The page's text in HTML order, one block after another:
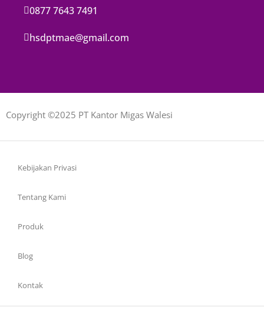
0877 7643 7491
hsdptmae@gmail.com
Copyright ©2025 PT Kantor Migas Walesi
Kebijakan Privasi
Tentang Kami
Produk
Blog
Kontak